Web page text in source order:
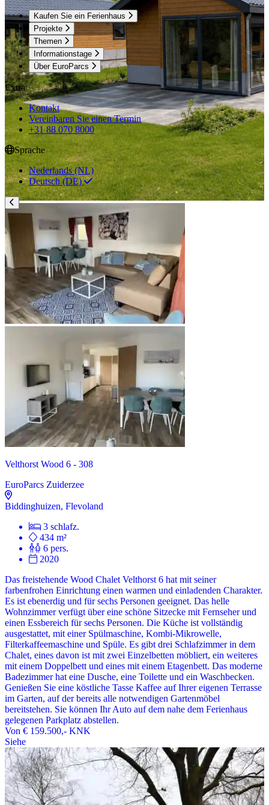
Kaufen Sie ein Ferienhaus
Projekte
Themen
Informationstage
Über EuroParcs
Extra
Kontakt
Vereinbaren Sie einen Termin
+31 88 070 8000
Sprache
Nederlands (NL)
Deutsch (DE)
Velthorst Wood 6 - 308
EuroParcs Zuiderzee
Biddinghuizen, Flevoland
3 schlafz.
434 m²
6 pers.
2020
Das freistehende Wood Chalet Velthorst 6 hat mit seiner
farbenfrohen Einrichtung einen warmen und einladenden Charakter.
Es ist ebenerdig und für sechs Personen geeignet. Das helle
Wohnzimmer verfügt über eine schöne Sitzecke mit Fernseher und
einen Essbereich für sechs Personen. Die Küche ist vollständig
ausgestattet, mit einer Spülmaschine, Kombi-Mikrowelle,
Filterkaffeemaschine und Spüle. Es gibt drei Schlafzimmer in dem
Chalet, eines davon ist mit zwei Einzelbetten möbliert, ein weiteres
mit einem Doppelbett und eines mit einem Etagenbett. Das moderne
Badezimmer hat eine Dusche, eine Toilette und ein Waschbecken.
Genießen Sie eine köstliche Tasse Kaffee auf Ihrer eigenen Terrasse
im Garten, auf der bereits alle notwendigen Gartenmöbel
bereitstehen. Sie können Ihr Auto auf dem nahe dem Ferienhaus
gelegenen Parkplatz abstellen.
Von € 159.500,- KNK
Siehe